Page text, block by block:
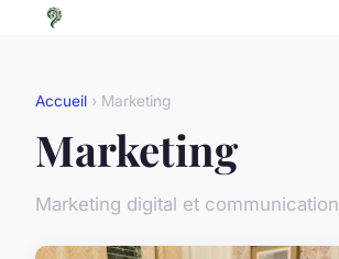
Accueil › Marketing
Marketing
Marketing digital et communication